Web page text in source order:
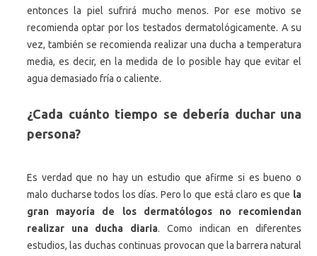
entonces la piel sufrirá mucho menos. Por ese motivo se
recomienda optar por los testados dermatológicamente. A su
vez, también se recomienda realizar una ducha a temperatura
media, es decir, en la medida de lo posible hay que evitar el
agua demasiado fría o caliente.
¿Cada cuánto tiempo se debería duchar una
persona?
Es verdad que no hay un estudio que afirme si es bueno o
malo ducharse todos los días. Pero lo que está claro es que la
gran mayoría de los dermatólogos no recomiendan
realizar una ducha diaria. Como indican en diferentes
estudios, las duchas continuas provocan que la barrera natural